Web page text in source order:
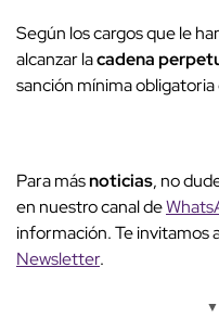
Según los cargos que le
alcanzar lacadena
sanción mínima
Para másnoticias, no
en nuestro canal de
información. Te invitamos
Newsletter.
▼